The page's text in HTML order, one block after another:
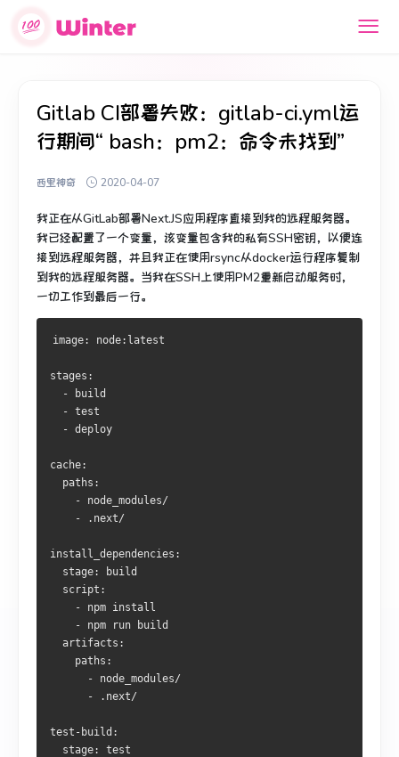
Gitlab CI部署失败：gitlab-ci.yml运
行期间“ bash：pm2：命令未找到”
西里神奇 2020-04-07
我正在从GitLab部署Next.JS应用程序直接到我的远程服务器。
我已经配置了一个变量，该变量包含我的私有SSH密钥，以便连
接到远程服务器，并且我正在使用rsync从docker运行程序复制
到我的远程服务器。 当我在SSH上使用PM2重新启动服务时，
一切工作到最后一行。
image: node:latest
stages:
  - build
  - test
  - deploy
cache:
  paths:
    - node_modules/
    - .next/
install_dependencies:
  stage: build
  script:
    - npm install
    - npm run build
  artifacts:
    paths:
      - node_modules/
      - .next/
test-build:
  stage: test